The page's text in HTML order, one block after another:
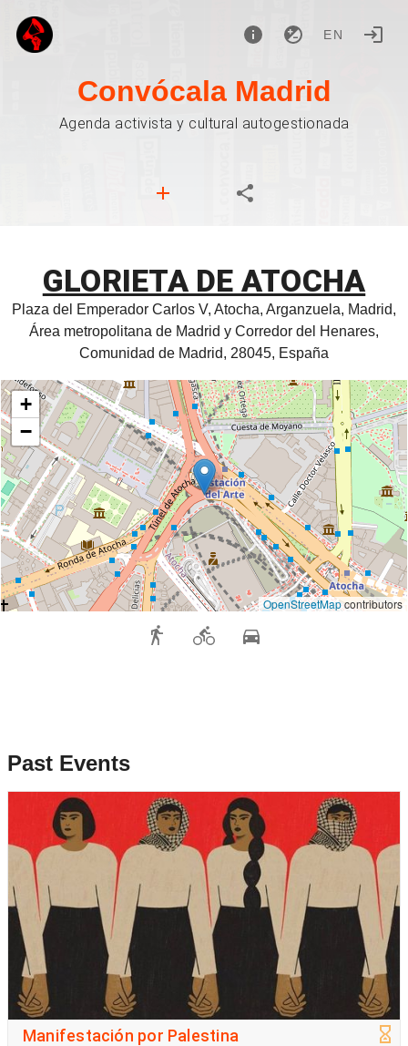
EN
Convócala Madrid
Agenda activista y cultural autogestionada
GLORIETA DE ATOCHA
Plaza del Emperador Carlos V, Atocha, Arganzuela, Madrid,
Área metropolitana de Madrid y Corredor del Henares,
Comunidad de Madrid, 28045, España
+
−
OpenStreetMapcontributors
Past Events
Manifestación por Palestina